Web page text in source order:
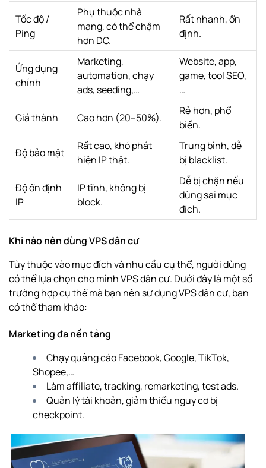
Tốc độ /
Ping
Phụ thuộc nhà
mạng, có thể chậm
hơn DC.
Rất nhanh, ổn
định.
Ứng dụng
chính
Marketing,
automation, chạy
ads, seeding,…
Website, app,
game, tool SEO,
…
Giá thành Cao hơn (20–50%).
Rẻ hơn, phổ
biến.
Độ bảo mật
Rất cao, khó phát
hiện IP thật.
Trung bình, dễ
bị blacklist.
Độ ổn định
IP
IP tĩnh, không bị
block.
Dễ bị chặn nếu
dùng sai mục
đích.
Khi nào nên dùng VPS dân cư
Tùy thuộc vào mục đích và nhu cầu cụ thể, người dùng
có thể lựa chọn cho mình VPS dân cư. Dưới đây là một số
trường hợp cụ thể mà bạn nên sử dụng VPS dân cư, bạn
có thể tham khảo:
Marketing đa nền tảng
Chạy quảng cáo Facebook, Google, TikTok,
Shopee,…
Làm affiliate, tracking, remarketing, test ads.
Quản lý tài khoản, giảm thiểu nguy cơ bị
checkpoint.